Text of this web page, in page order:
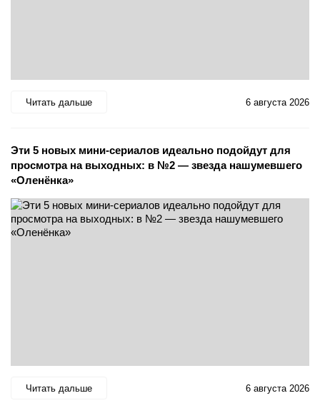
Читать дальше 6 августа 2026
Эти 5 новых мини-сериалов идеально подойдут для
просмотра на выходных: в №2 — звезда нашумевшего
«Оленёнка»
Читать дальше 6 августа 2026